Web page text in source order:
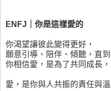
ENFJ｜你是這樣愛的
你渴望讓彼此變得更好，
願意引導、陪伴、傾聽，直
你相信愛，是為了共同成長
愛，是你與人共振的責任與溫